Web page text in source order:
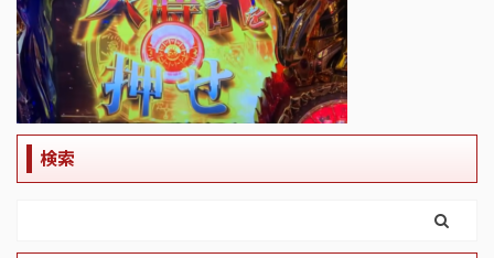
検索